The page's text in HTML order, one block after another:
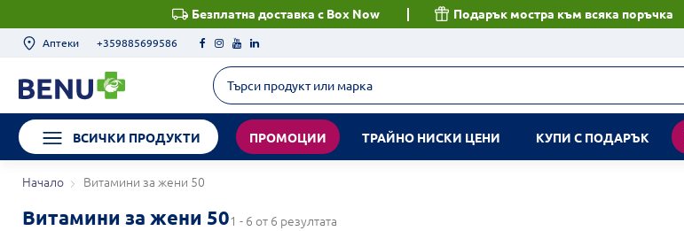
Безплатна доставка с Box Now Подарък мостра към всяка поръчка
Аптеки +359885699586
ВСИЧКИ ПРОДУКТИ ПРОМОЦИИ ТРАЙНО НИСКИ ЦЕНИ КУПИ С ПОДАРЪК
Начало Витамини за жени 50
Витамини за жени 501 - 6 от 6 резултата